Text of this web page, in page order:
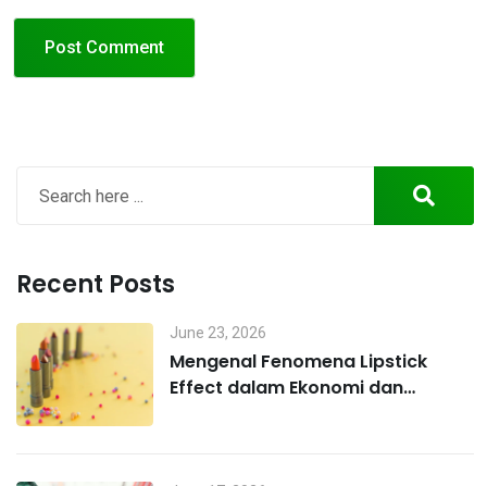
Recent Posts
June 23, 2026
Mengenal Fenomena Lipstick
Effect dalam Ekonomi dan